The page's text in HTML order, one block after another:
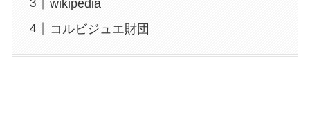
wikipedia
コルビジュエ財団